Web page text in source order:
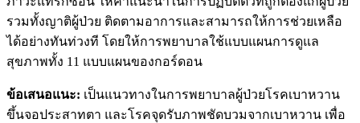
รวมทั้งญาติผู้ป่วย ติดตามอาการและสามารถให้การช่วยเหลือ
ได้อย่างทันท่วงที โดยให้การพยาบาลใช้แบบแผนการดูแล
สุขภาพทั้ง 11 แบบแผนของกอร์ดอน
ข้อเสนอแนะ: เป็นแนวทางในการพยาบาลผู้ป่วยโรคเบาหวาน
ขึ้นจอประสาทตา และโรคจุดรับภาพชัดบวมจากเบาหวาน เพื่อ